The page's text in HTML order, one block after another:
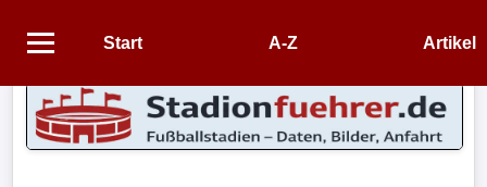
Start A-Z Artikel
Startseite